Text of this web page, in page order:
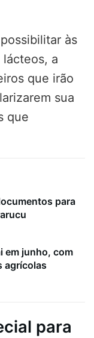
às
a
que irão
sua
que
para
em junho, com
agrícolas
para